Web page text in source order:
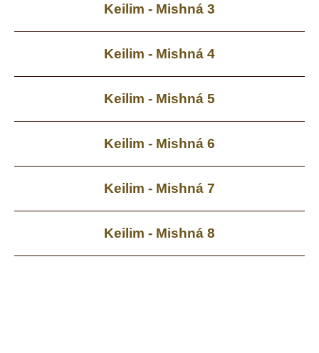
Keilim - Mishná 3
Keilim - Mishná 4
Keilim - Mishná 5
Keilim - Mishná 6
Keilim - Mishná 7
Keilim - Mishná 8